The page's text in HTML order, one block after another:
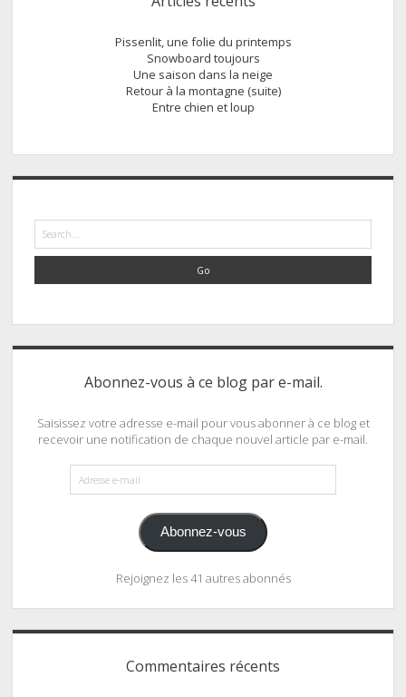
Pissenlit, une folie du printemps
Snowboard toujours
Une saison dans la neige
Retour à la montagne (suite)
Entre chien et loup
Abonnez-vous à ce blog par e-mail.
Saisissez votre adresse e-mail pour vous abonner à ce blog et
recevoir une notification de chaque nouvel article par e-mail.
e-
Abonnez-vous
Rejoignez les 41 autres abonnés
Commentaires récents